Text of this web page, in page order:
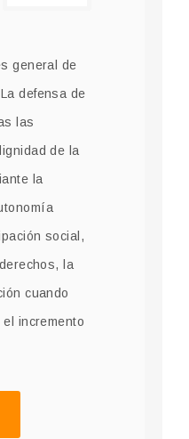
general de
defensa de
las
de la
la
social,
la
cuando
incremento